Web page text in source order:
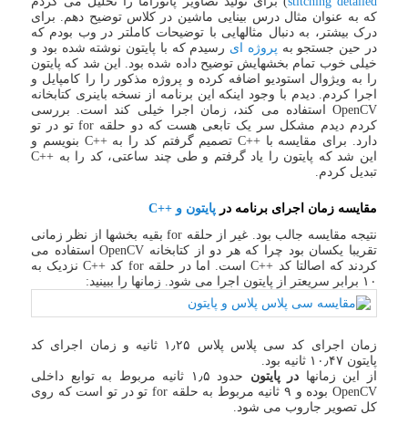
که به عنوان مثال درس بینایی ماشین در کلاس توضیح دهم. برای
درک بیشتر، به دنبال مثالهایی با توضیحات کاملتر در وب بودم که
در حین جستجو به پروژه ای رسیدم که با پایتون نوشته شده بود و
خیلی خوب تمام بخشهایش توضیح داده شده بود. این شد که پایتون
را به ویژوال استودیو اضافه کرده و پروژه مذکور را را کامپایل و
اجرا کردم. دیدم با وجود اینکه این برنامه از نسخه باینری کتابخانه
OpenCV استفاده می کند، زمان اجرا خیلی کند است. بررسی
کردم دیدم مشکل سر یک تابعی هست که دو حلقه for تو در تو
دارد. برای مقایسه با ++C تصمیم گرفتم کد را به ++C بنویسم و
این شد که پایتون را یاد گرفتم و طی چند ساعتی، کد را به ++C
تبدیل کردم.
مقایسه زمان اجرای برنامه درپایتون و ++C
نتیجه مقایسه جالب بود. غیر از حلقه for بقیه بخشها از نظر زمانی
تقریبا یکسان بود چرا که هر دو از کتابخانه OpenCV استفاده می
کردند که اصالتا کد ++C است. اما در حلقه for کد ++C نزدیک به
۱۰ برابر سریعتر از پایتون اجرا می شود. زمانها را ببینید:
​زمان اجرای کد سی پلاس پلاس ۱٫۲۵ ثانیه و زمان اجرای کد
پایتون ۱۰٫۴۷ ثانیه بود.
از این زمانها در پایتون
حدود ۱٫۵ ثانیه مربوط به توابع داخلی
OpenCV بوده و ۹ ثانیه مربوط به حلقه for تو در تو است که روی
کل تصویر جاروب می شود.